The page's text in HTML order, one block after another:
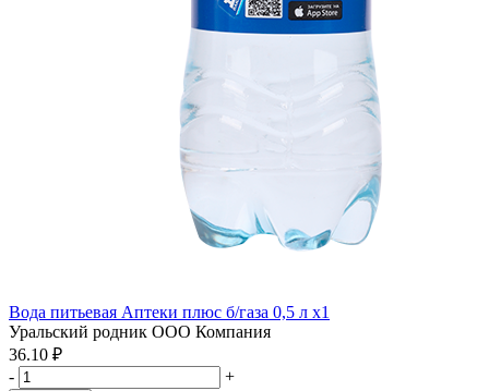
Вода питьевая Аптеки плюс б/газа 0,5 л x1
Уральский родник ООО Компания
36.10 ₽
-
+